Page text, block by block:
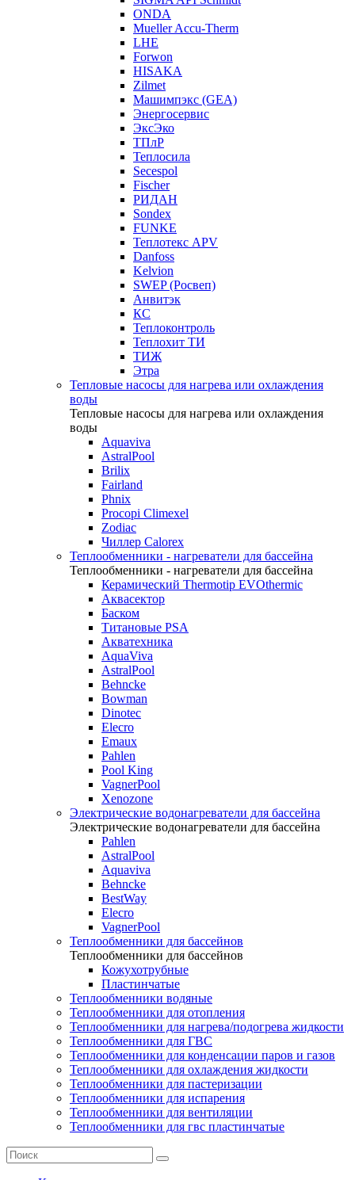
ONDA
Mueller Accu-Therm
LHE
Forwon
HISAKA
Zilmet
Машимпэкс (GEA)
Энергосервис
ЭксЭко
ТПлР
Теплосила
Secespol
Fischer
РИДАН
Sondex
FUNKE
Теплотекс APV
Danfoss
Kelvion
SWEP (Росвеп)
Анвитэк
КС
Теплоконтроль
Теплохит ТИ
ТИЖ
Этра
Тепловые насосы для нагрева или охлаждения
воды
Тепловые насосы для нагрева или охлаждения
воды
Aquaviva
AstralPool
Brilix
Fairland
Phnix
Procopi Climexel
Zodiac
Чиллер Calorex
Теплообменники - нагреватели для бассейна
Теплообменники - нагреватели для бассейна
Керамический Thermotip EVOthermic
Аквасектор
Баском
Титановые PSA
Акватехника
AquaViva
AstralPool
Behncke
Bowman
Dinotec
Elecro
Emaux
Pahlen
Pool King
VagnerPool
Xenozone
Электрические водонагреватели для бассейна
Электрические водонагреватели для бассейна
Pahlen
AstralPool
Aquaviva
Behncke
BestWay
Elecro
VagnerPool
Теплообменники для бассейнов
Теплообменники для бассейнов
Кожухотрубные
Пластинчатые
Теплообменники водяные
Теплообменники для отопления
Теплообменники для нагрева/подогрева жидкости
Теплообменники для ГВС
Теплообменники для конденсации паров и газов
Теплообменники для охлаждения жидкости
Теплообменники для пастеризации
Теплообменники для испарения
Теплообменники для вентиляции
Теплообменники для гвс пластинчатые